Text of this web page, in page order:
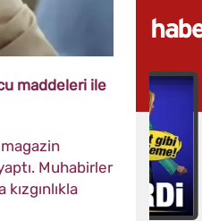
maddeleri ile
Muhabirler